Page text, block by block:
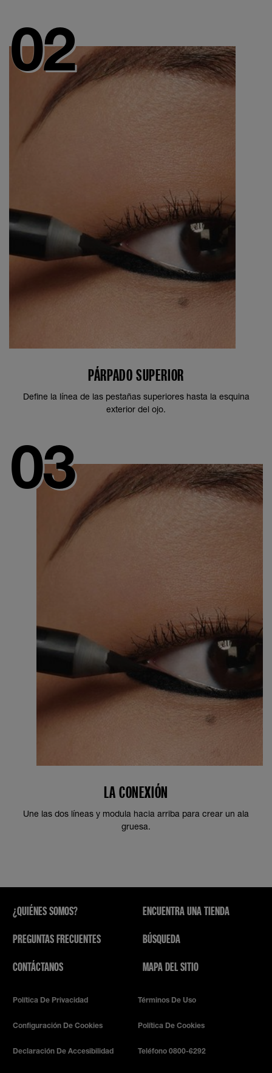
PÁRPADO SUPERIOR
Define la línea de las pestañas superiores hasta la esquina
exterior del ojo.
LA CONEXIÓN
Une las dos líneas y modula hacia arriba para crear un ala
gruesa.
¿QUIÉNES SOMOS?
PREGUNTAS FRECUENTES
CONTÁCTANOS
ENCUENTRA UNA TIENDA
BÚSQUEDA
MAPA DEL SITIO
Política De Privacidad Términos De Uso
Configuración De Cookies Política De Cookies
Declaración De Accesibilidad Teléfono 0800-6292